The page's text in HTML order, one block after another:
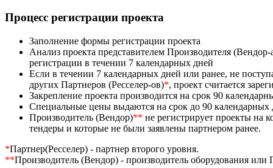
Процесс регистрации проекта
Заполнение формы регистрации проекта
Анализ проекта представителем Производителя (Вендор-
регистрации в течении 7 календарных дней
Если в течении 7 календарных дней или ранее, не
других Партнеров (Ресселер-ов)*, проект считается
Закрепление проекта производится на срок 90
Специальные цены выдаются на срок до 90 календарных
Производитель (Вендор)** не регистрирует проекты на
тендеры и которые не были заявлены партнером ранее.
*Партнер(Ресселер) - партнер второго уровня.
**Производитель (Вендор) - производитель оборудования